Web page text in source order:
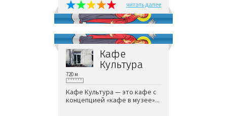
читать далее
Кафе
Культура
720 м
Кафе Культура — это кафе с
концепцией «кафе в музее»...